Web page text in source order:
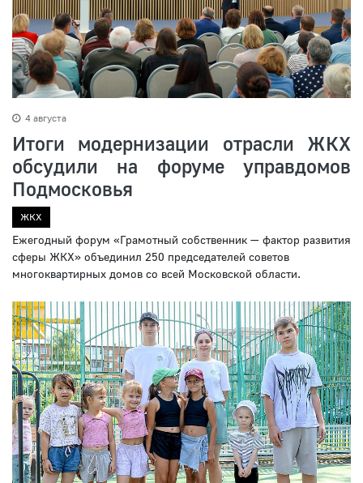
4 августа
Итоги модернизации отрасли ЖКХ
обсудили на форуме управдомов
Подмосковья
ЖКХ
Ежегодный форум «Грамотный собственник — фактор развития
сферы ЖКХ» объединил 250 председателей советов
многоквартирных домов со всей Московской области.